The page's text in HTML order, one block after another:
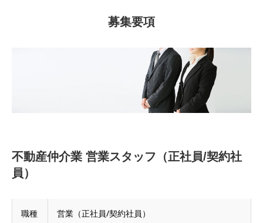
募集要項
不動産仲介業 営業スタッフ（正社員/契約社
員）
職種 営業（正社員/契約社員）